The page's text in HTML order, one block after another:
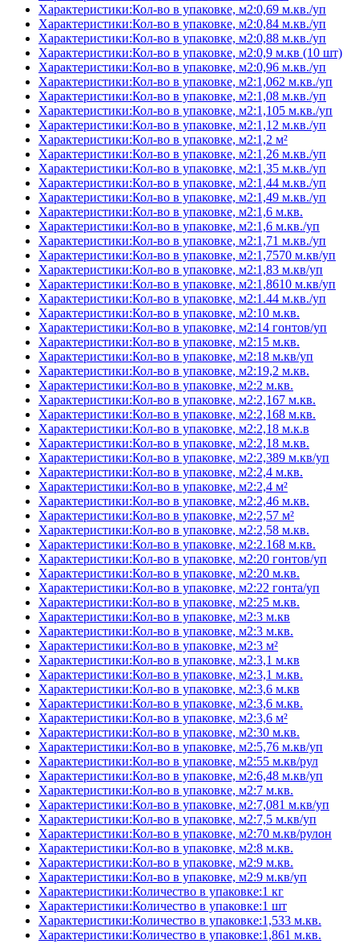
Характеристики:Кол-во в упаковке, м2:0,69 м.кв./уп
Характеристики:Кол-во в упаковке, м2:0,84 м.кв./уп
Характеристики:Кол-во в упаковке, м2:0,88 м.кв./уп
Характеристики:Кол-во в упаковке, м2:0,9 м.кв (10 шт)
Характеристики:Кол-во в упаковке, м2:0,96 м.кв./уп
Характеристики:Кол-во в упаковке, м2:1,062 м.кв./уп
Характеристики:Кол-во в упаковке, м2:1,08 м.кв./уп
Характеристики:Кол-во в упаковке, м2:1,105 м.кв./уп
Характеристики:Кол-во в упаковке, м2:1,12 м.кв./уп
Характеристики:Кол-во в упаковке, м2:1,2 м²
Характеристики:Кол-во в упаковке, м2:1,26 м.кв./уп
Характеристики:Кол-во в упаковке, м2:1,35 м.кв./уп
Характеристики:Кол-во в упаковке, м2:1,44 м.кв./уп
Характеристики:Кол-во в упаковке, м2:1,49 м.кв./уп
Характеристики:Кол-во в упаковке, м2:1,6 м.кв.
Характеристики:Кол-во в упаковке, м2:1,6 м.кв./уп
Характеристики:Кол-во в упаковке, м2:1,71 м.кв./уп
Характеристики:Кол-во в упаковке, м2:1,7570 м.кв/уп
Характеристики:Кол-во в упаковке, м2:1,83 м.кв/уп
Характеристики:Кол-во в упаковке, м2:1,8610 м.кв/уп
Характеристики:Кол-во в упаковке, м2:1.44 м.кв./уп
Характеристики:Кол-во в упаковке, м2:10 м.кв.
Характеристики:Кол-во в упаковке, м2:14 гонтов/уп
Характеристики:Кол-во в упаковке, м2:15 м.кв.
Характеристики:Кол-во в упаковке, м2:18 м.кв/уп
Характеристики:Кол-во в упаковке, м2:19,2 м.кв.
Характеристики:Кол-во в упаковке, м2:2 м.кв.
Характеристики:Кол-во в упаковке, м2:2,167 м.кв.
Характеристики:Кол-во в упаковке, м2:2,168 м.кв.
Характеристики:Кол-во в упаковке, м2:2,18 м.к.в
Характеристики:Кол-во в упаковке, м2:2,18 м.кв.
Характеристики:Кол-во в упаковке, м2:2,389 м.кв/уп
Характеристики:Кол-во в упаковке, м2:2,4 м.кв.
Характеристики:Кол-во в упаковке, м2:2,4 м²
Характеристики:Кол-во в упаковке, м2:2,46 м.кв.
Характеристики:Кол-во в упаковке, м2:2,57 м²
Характеристики:Кол-во в упаковке, м2:2,58 м.кв.
Характеристики:Кол-во в упаковке, м2:2.168 м.кв.
Характеристики:Кол-во в упаковке, м2:20 гонтов/уп
Характеристики:Кол-во в упаковке, м2:20 м.кв.
Характеристики:Кол-во в упаковке, м2:22 гонта/уп
Характеристики:Кол-во в упаковке, м2:25 м.кв.
Характеристики:Кол-во в упаковке, м2:3 м.кв
Характеристики:Кол-во в упаковке, м2:3 м.кв.
Характеристики:Кол-во в упаковке, м2:3 м²
Характеристики:Кол-во в упаковке, м2:3,1 м.кв
Характеристики:Кол-во в упаковке, м2:3,1 м.кв.
Характеристики:Кол-во в упаковке, м2:3,6 м.кв
Характеристики:Кол-во в упаковке, м2:3,6 м.кв.
Характеристики:Кол-во в упаковке, м2:3,6 м²
Характеристики:Кол-во в упаковке, м2:30 м.кв.
Характеристики:Кол-во в упаковке, м2:5,76 м.кв/уп
Характеристики:Кол-во в упаковке, м2:55 м.кв/рул
Характеристики:Кол-во в упаковке, м2:6,48 м.кв/уп
Характеристики:Кол-во в упаковке, м2:7 м.кв.
Характеристики:Кол-во в упаковке, м2:7,081 м.кв/уп
Характеристики:Кол-во в упаковке, м2:7,5 м.кв/уп
Характеристики:Кол-во в упаковке, м2:70 м.кв/рулон
Характеристики:Кол-во в упаковке, м2:8 м.кв.
Характеристики:Кол-во в упаковке, м2:9 м.кв.
Характеристики:Кол-во в упаковке, м2:9 м.кв/уп
Характеристики:Количество в упаковке:1 кг
Характеристики:Количество в упаковке:1 шт
Характеристики:Количество в упаковке:1,533 м.кв.
Характеристики:Количество в упаковке:1,861 м.кв.